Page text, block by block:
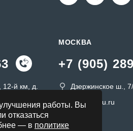
й км, д.
МОСКВА
+7 (905)
Дзержинское ш.,
msk@sk-tu.ru
работы. Вы
отказаться
— в политике